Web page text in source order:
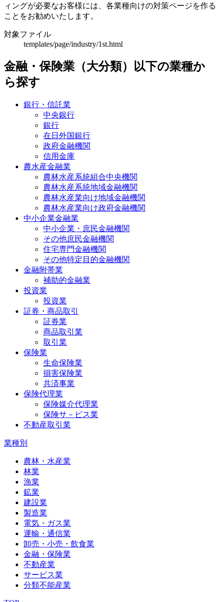
ィングが必要なお客様には、各業種向けの対策ページを作る
ことをお勧めいたします。
対象ファイル
templates/page/industry/1st.html
金融・保険業（大分類）以下の業種か
ら探す
銀行・信託業
中央銀行
銀行
在日外国銀行
政府金融機関
信用金庫
農水産金融業
農林水産系統組合中央機関
農林水産系統地域金融機関
農林水産業向け地域金融機関
農林水産業向け政府金融機関
中小企業金融業
中小企業・庶民金融機関
その他庶民金融機関
住宅専門金融機関
その他特定目的金融機関
金融附帯業
補助的金融業
投資業
投資業
証券・商品取引
証券業
商品取引業
取引業
保険業
生命保険業
損害保険業
共済事業
保険代理業
保険媒介代理業
保険サ－ビス業
不動産取引業
業種別
農林・水産業
林業
漁業
鉱業
建設業
製造業
電気・ガス業
運輸・通信業
卸売・小売・飲食業
金融・保険業
不動産業
サービス業
分類不能産業